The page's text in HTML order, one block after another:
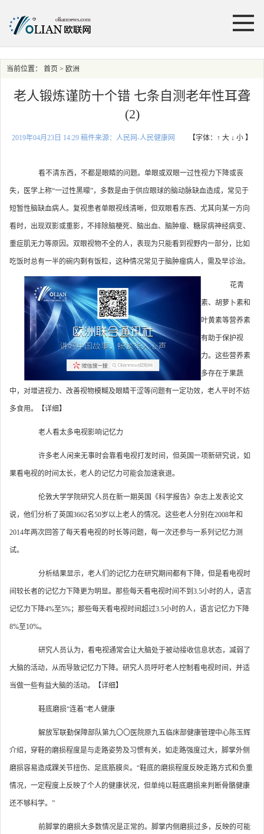
当前位置： 首页 > 欧洲
老人锻炼谨防十个错 七条自测老年性耳聋
(2)
2019年04月23日 14:29 稿件来源：人民网-人民健康网 【字体： ↑ 大 ↓ 小 】
看不清东西，不都是眼睛的问题。单眼或双眼一过性视力下降或丧
失，医学上称“一过性黑曚”，多数是由于供应眼球的脑动脉缺血造成，常见于
短暂性脑缺血病人。复视患者单眼视线清晰，但双眼看东西、尤其向某一方向
看时，出现双影或重影，不排除脑梗死、脑出血、脑肿瘤、糖尿病神经病变、
重症肌无力等原因。双眼视物不全的人，表现为只能看到视野内一部分，比如
吃饭时总有一半的碗内剩有饭粒，这种情况常见于脑肿瘤病人，需及早诊治。
花青
素、胡萝卜素和
叶黄素等营养素
有助于保护视
力。这些营养素
多存在于果蔬
中，对增进视力、改善视物模糊及眼睛干涩等问题有一定功效，老人平时不妨
多食用。【详细】
老人看太多电视影响记忆力
许多老人闲来无事时会靠看电视打发时间，但英国一项新研究说，如
果看电视的时间太长，老人的记忆力可能会加速衰退。
伦敦大学学院研究人员在新一期英国《科学报告》杂志上发表论文
说，他们分析了英国3662名50岁以上老人的情况。这些老人分别在2008年和
2014年两次回答了每天看电视的时长等问题，每一次还参与一系列记忆力测
试。
分析结果显示，老人们的记忆力在研究期间都有下降，但是看电视时
间较长者的记忆力下降更为明显。那些每天看电视时间不到3.5小时的人，语言
记忆力下降4%至5%；那些每天看电视时间超过3.5小时的人，语言记忆力下降
8%至10%。
研究人员认为，看电视通常会让大脑处于被动接收信息状态，减弱了
大脑的活动，从而导致记忆力下降。研究人员呼吁老人控制看电视时间，并适
当做一些有益大脑的活动。【详细】
鞋底磨损“连着”老人健康
解放军联勤保障部队第九〇〇医院原九五临床部健康管理中心陈玉辉
介绍，穿鞋的磨损程度是与走路姿势及习惯有关，如走路强度过大，脚掌外侧
磨损容易造成踝关节扭伤、足底筋膜炎。“鞋底的磨损程度反映走路方式和负重
情况，一定程度上反映了个人的健康状况，但单纯以鞋底磨损来判断骨骼健康
还不够科学。”
前脚掌的磨损大多数情况是正常的。脚掌内侧磨损过多，反映的可能